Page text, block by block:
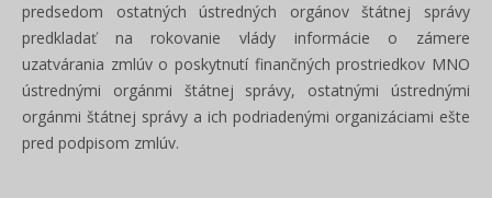
predsedom ostatných ústredných orgánov štátnej správy
predkladať na rokovanie vlády informácie o zámere
uzatvárania zmlúv o poskytnutí finančných prostriedkov MNO
ústrednými orgánmi štátnej správy, ostatnými ústrednými
orgánmi štátnej správy a ich podriadenými organizáciami ešte
pred podpisom zmlúv.